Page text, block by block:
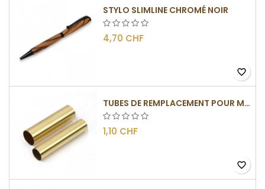
STYLO SLIMLINE CHROMÉ NOIR
4,70 CHF
favorite_border
TUBES DE REMPLACEMENT POUR MÉCANISMES SLIMLINE
1,10 CHF
favorite_border